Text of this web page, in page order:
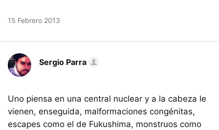
15 Febrero 2013
Sergio Parra
Uno piensa en una central nuclear y a la cabeza le
vienen, enseguida, malformaciones congénitas,
escapes como el de Fukushima, monstruos como